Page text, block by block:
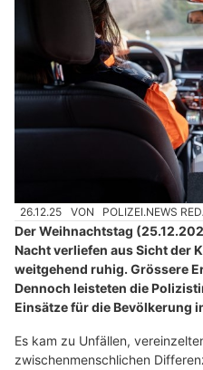
26.12.25 VON POLIZEI.NEWS
Der Weihnachtstag
Nacht verliefen aus Sicht der
weitgehend ruhig. Grössere
Dennoch leisteten die
Einsätze für die Bevölkerung
Es kam zu Unfällen,
zwischenmenschlichen